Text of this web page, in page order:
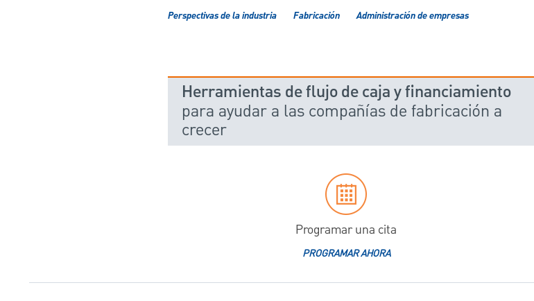
Perspectivas de la industria Fabricación Administración de empresas
Herramientas de flujo de caja y financiamiento
para ayudar a las compañías de fabricación a
crecer
Programar una cita
PROGRAMAR AHORA